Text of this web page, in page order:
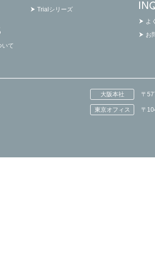
Trialシリーズ
いて
よ
お
大阪本社 〒
東京オフィス 〒